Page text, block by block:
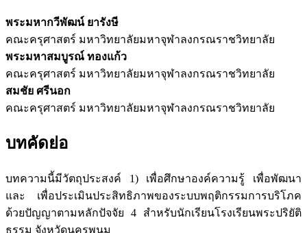
พระมหากวีพัฒน์ ยารังษี
คณะครุศาสตร์ มหาวิทยาลัยมหาจุฬาลงกรณราชวิทยาลัย
พระมหาสมบูรณ์ ทองแก้ว
คณะครุศาสตร์ มหาวิทยาลัยมหาจุฬาลงกรณราชวิทยาลัย
สมชัย ศรีนอก
คณะครุศาสตร์ มหาวิทยาลัยมหาจุฬาลงกรณราชวิทยาลัย
บทคัดย่อ
บทความนี้มีวัตถุประสงค์ 1) เพื่อศึกษาองค์ความรู้ เพื่อพัฒนา
และ เพื่อประเมินประสิทธิภาพของระบบพฤติกรรมการบริโภค
ด้วยปัญญาตามหลักปัจจัย 4 สำหรับนักเรียนโรงเรียนพระปริยัติ
ธรรม จังหวัดนครพนม